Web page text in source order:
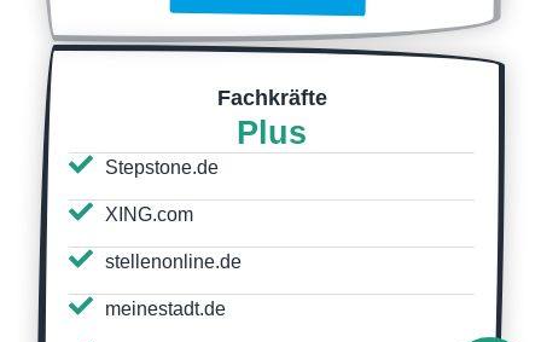
Fachkräfte
Plus
Stepstone.de
XING.com
stellenonline.de
meinestadt.de